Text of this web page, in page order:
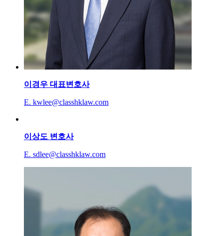
이경우 대표변호사
E. kwlee@classhklaw.com
이상도 변호사
E. sdlee@classhklaw.com